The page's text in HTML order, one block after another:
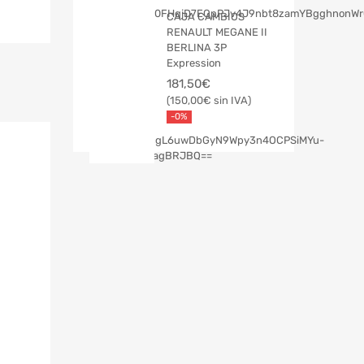
CAJA CAMBIOS
RENAULT MEGANE II
BERLINA 3P
Expression
181,50€
150,00€
-0%